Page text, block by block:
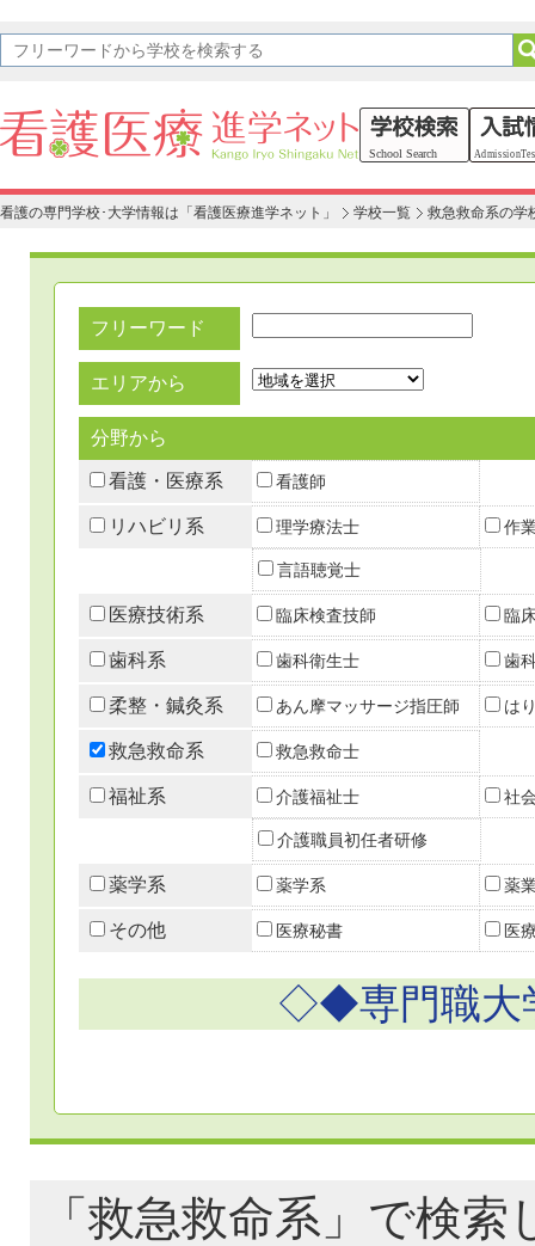
看護の専門学校･大学情報は「看護医療進学ネット」 学校一覧 救急救命系の学
フリーワード
エリアから
分野から
看護・医療系 看護師
リハビリ系 理学療法士 作
言語聴覚士
医療技術系 臨床検査技師 臨
歯科系 歯科衛生士 歯
柔整・鍼灸系 あん摩マッサージ指圧師 は
救急救命系 救急救命士
福祉系 介護福祉士 社
介護職員初任者研修
薬学系 薬学系 薬
その他 医療秘書 医
◇◆専門職大
「救急救命系」で検